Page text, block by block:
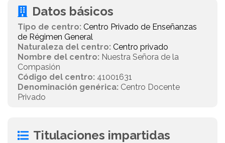
Datos básicos
Tipo de centro: Centro Privado de Enseñanzas
de Régimen General
Naturaleza del centro: Centro privado
Nombre del centro: Nuestra Señora de la
Compasión
Código del centro: 41001631
Denominación genérica: Centro Docente
Privado
Titulaciones impartidas